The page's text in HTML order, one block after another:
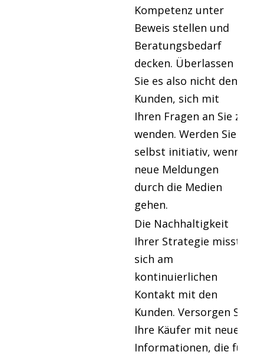
Kompetenz unter
Beweis stellen und
Beratungsbedarf
decken. Überlassen
Sie es also nicht den
Kunden, sich mit
Ihren Fragen an Sie zu
wenden. Werden Sie
selbst initiativ, wenn
neue Meldungen
durch die Medien
gehen.
Die Nachhaltigkeit
Ihrer Strategie misst
sich am
kontinuierlichen
Kontakt mit den
Kunden. Versorgen Sie
Ihre Käufer mit neuen
Informationen, die für